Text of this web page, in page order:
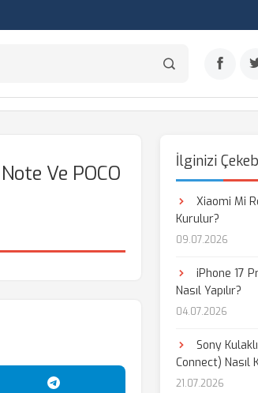
Ve POCO
İlginizi
Xiaomi Mi
Kurulur?
09.07.2026
iPhone 17
Nasıl Yapılır?
04.07.2026
Sony
Connect) Nasıl
21.07.2026